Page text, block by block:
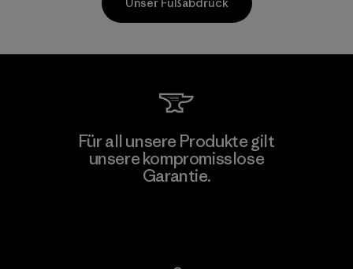
Sheico Thailand Co., Ltd.
Für all unsere Produkte gilt
unsere kompromisslose
Garantie.